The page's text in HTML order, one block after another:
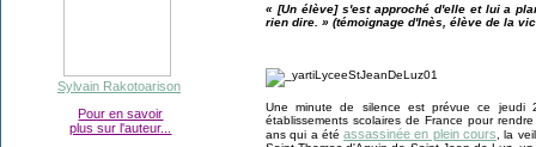
Sylvain Rakotoarison
Pour en savoir
plus sur l'auteur...
« [Un élève] s'est approché d'elle et lui a
rien dire. » (témoignage d'Inès, élève de la
Une minute de silence est prévue ce
établissements scolaires de France pour
ans qui a étéassassinée en plein cours , la